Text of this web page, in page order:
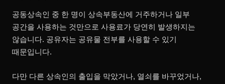
공동상속인 중 한 명이 상속부동산에 거주하거나 일부
공간을 사용하는 것만으로 사용료가 당연히 발생하지는
않습니다. 공유자는 공유물 전부를 사용할 수 있기
때문입니다.
다만 다른 상속인의 출입을 막았거나, 열쇠를 바꾸었거나,